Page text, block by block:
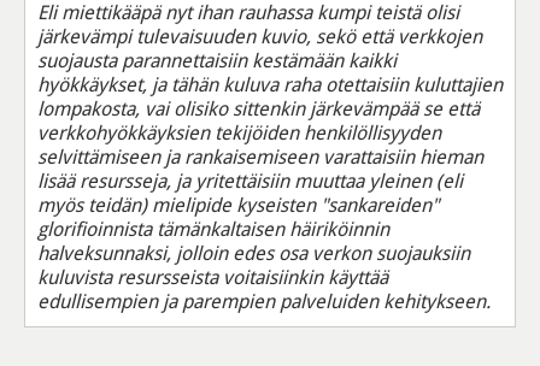
Eli miettikääpä nyt ihan rauhassa kumpi teistä olisi
järkevämpi tulevaisuuden kuvio, sekö että verkkojen
suojausta parannettaisiin kestämään kaikki
hyökkäykset, ja tähän kuluva raha otettaisiin kuluttajien
lompakosta, vai olisiko sittenkin järkevämpää se että
verkkohyökkäyksien tekijöiden henkilöllisyyden
selvittämiseen ja rankaisemiseen varattaisiin hieman
lisää resursseja, ja yritettäisiin muuttaa yleinen (eli
myös teidän) mielipide kyseisten "sankareiden"
glorifioinnista tämänkaltaisen häiriköinnin
halveksunnaksi, jolloin edes osa verkon suojauksiin
kuluvista resursseista voitaisiinkin käyttää
edullisempien ja parempien palveluiden kehitykseen.